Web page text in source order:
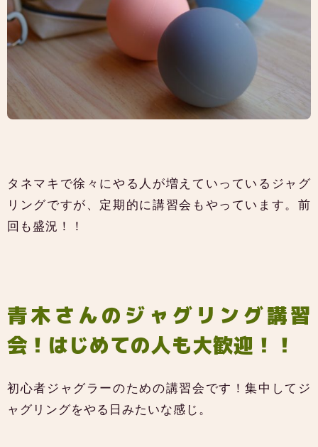
タネマキで徐々にやる人が増えていっているジャグ
リングですが、定期的に講習会もやっています。前
回も盛況！！
青木さんのジャグリング講習
会！はじめての人も大歓迎！！
初心者ジャグラーのための講習会です！集中してジ
ャグリングをやる日みたいな感じ。